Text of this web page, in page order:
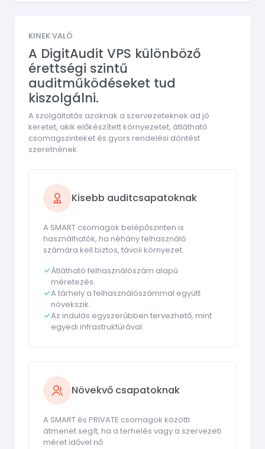
KINEK VALÓ
A DigitAudit VPS különböző
érettségi szintű
auditműködéseket tud
kiszolgálni.
A szolgáltatás azoknak a szervezeteknek ad jó
keretet, akik előkészített környezetet, átlátható
csomagszinteket és gyors rendelési döntést
szeretnének.
Kisebb auditcsapatoknak
A SMART csomagok belépőszinten is
használhatók, ha néhány felhasználó
számára kell biztos, távoli környezet.
Átlátható felhasználószám alapú
méretezés.
A tárhely a felhasználószámmal együtt
növekszik.
Az indulás egyszerűbben tervezhető, mint
egyedi infrastruktúrával.
Növekvő csapatoknak
A SMART és PRIVATE csomagok közötti
átmenet segít, ha a terhelés vagy a szervezeti
méret idővel nő.